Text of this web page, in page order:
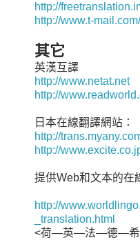
http://
http://www.t-
其它
英漢互譯
http://www.netat.net
http://
日本在線翻譯網站：
http://
http://
提供Web和文本的在
http://
_translation.html
<荷—英—法—德—